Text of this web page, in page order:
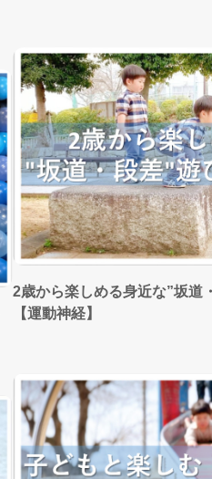
2歳から楽しめる身近な”坂道
【運動神経】